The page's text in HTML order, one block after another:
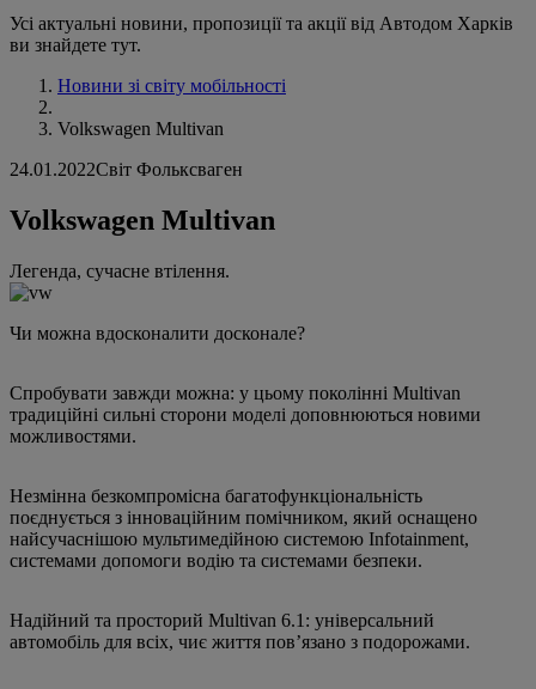
Усі актуальні новини, пропозиції та акції від Автодом Харків
ви знайдете тут.
Новини зі світу мобільності
Volkswagen Multivan
24.01.2022Світ Фольксваген
Volkswagen Multivan
Легенда, сучасне втілення.
Чи можна вдосконалити досконале?
Спробувати завжди можна: у цьому поколінні Multivan
традиційні сильні сторони моделі доповнюються новими
можливостями.
Незмінна безкомпромісна багатофункціональність
поєднується з інноваційним помічником, який оснащено
найсучаснішою мультимедійною системою Infotainment,
системами допомоги водію та системами безпеки.
Надійний та просторий Multivan 6.1: універсальний
автомобіль для всіх, чиє життя повʼязано з подорожами.